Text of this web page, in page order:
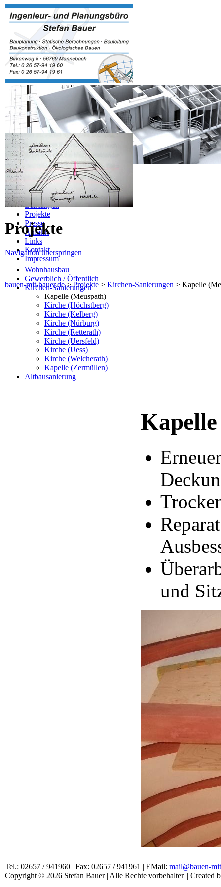
Navigation überspringen
Home
Über Mich
Leistungen
Projekte
Presse
Anfahrt
Links
Kontakt
Impressum
bauen-mit-bauer.de>Projekte > Kirchen-Sanierungen > Kapelle
Projekte
Navigation überspringen
Wohnhausbau
Gewerblich / Öffentlich
Kirchen-Sanierungen
Kapelle (Meuspath)
Kirche (Höchstberg)
Kirche (Kelberg)
Kirche (Nürburg)
Kirche (Retterath)
Kirche (Uersfeld)
Kirche (Uess)
Kirche (Welcherath)
Kapelle (Zermüllen)
Altbausanierung
und
Tel.: 02657 / 941960 | Fax: 02657 / 941961 | EMail: mail@bauen-
Copyright © 2026 Stefan Bauer | Alle Rechte vorbehalten | Created